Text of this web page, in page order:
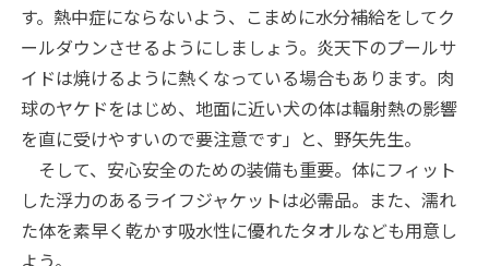
す。熱中症にならないよう、こまめに水分補給をしてク
ールダウンさせるようにしましょう。炎天下のプールサ
イドは焼けるように熱くなっている場合もあります。肉
球のヤケドをはじめ、地面に近い犬の体は輻射熱の影響
を直に受けやすいので要注意です」と、野矢先生。
そして、安心安全のための装備も重要。体にフィット
した浮力のあるライフジャケットは必需品。また、濡れ
た体を素早く乾かす吸水性に優れたタオルなども用意し
よう。